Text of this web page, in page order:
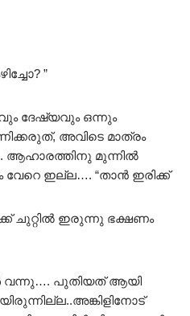
”
ദേഷ്യവും ഒന്നും
അവിടെ മാത്രം
മുന്നിൽ
വേറെ ഇല്ല…. “താൻ ഇരിക്ക്
ചുറ്റിൽ ഇരുന്നു ഭക്ഷണം
വന്നു…. പുതിയത് ആയി